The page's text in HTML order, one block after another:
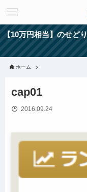
【10万円相当】のせど
ホーム
cap01
2016.09.24